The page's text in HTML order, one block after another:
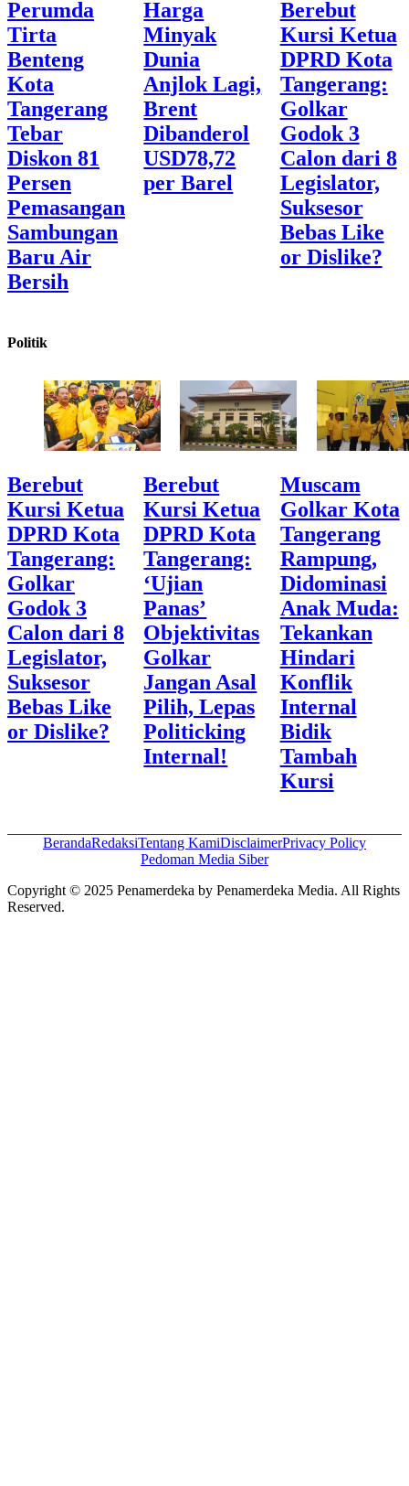
Perumda
Tirta
Benteng
Kota
Tangerang
Tebar
Diskon 81
Persen
Pemasangan
Sambungan
Baru Air
Bersih
Harga
Minyak
Dunia
Anjlok Lagi,
Brent
Dibanderol
USD78,72
per Barel
Berebut
Kursi Ketua
DPRD Kota
Tangerang:
Golkar
Godok 3
Calon dari 8
Legislator,
Suksesor
Bebas Like
or Dislike?
Politik
Berebut
Kursi Ketua
DPRD Kota
Tangerang:
Golkar
Godok 3
Calon dari 8
Legislator,
Suksesor
Bebas Like
or Dislike?
Berebut
Kursi Ketua
DPRD Kota
Tangerang:
‘Ujian
Panas’
Objektivitas
Golkar
Jangan Asal
Pilih, Lepas
Politicking
Internal!
Muscam
Golkar Kota
Tangerang
Rampung,
Didominasi
Anak Muda:
Tekankan
Hindari
Konflik
Internal
Bidik
Tambah
Kursi
BerandaRedaksiTentang KamiDisclaimerPrivacy Policy
Pedoman Media Siber
Copyright © 2025 Penamerdeka by Penamerdeka Media. All Rights
Reserved.